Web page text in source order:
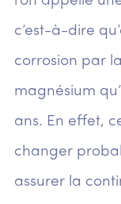
c’est-à-dire
corrosion par
magnésium
ans. En effet,
changer
assurer la